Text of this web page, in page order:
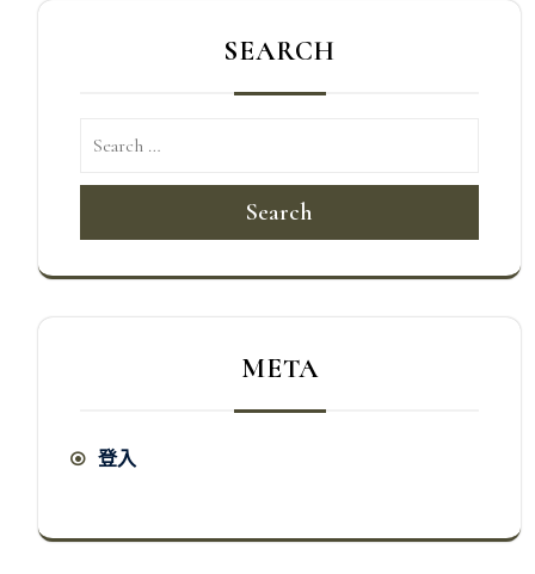
SEARCH
Search
META
登入